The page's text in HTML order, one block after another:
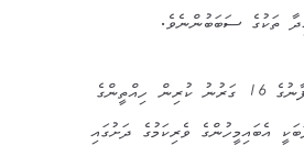
ތަކުގެ ސަބަބުންނެވެ.
ނަތީޖާއެއްގެ ގޮތުން އީސާގެފާނުގެ 16 ގަރުނު ކުރިން ހިއްތީންގެ
އެބައިމީހުންގެ ވެރިކަމުގެ ދަށުގައި